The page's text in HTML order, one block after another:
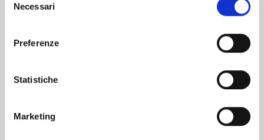
delNecessari
Preferenze
Statistiche
Marketing
UCHU KYODAI - FRATELLI NELLO SPAZIO n. 43